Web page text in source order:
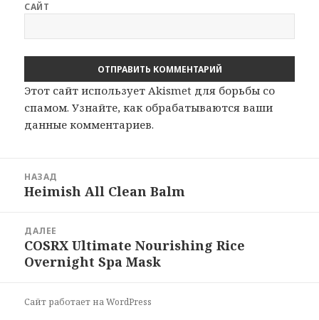
САЙТ
Этот сайт использует Akismet для борьбы со
спамом.Узнайте, как обрабатываются ваши
данные комментариев.
записям
НАЗАД
Предыдущая
Heimish All Clean Balm
ДАЛЕЕ
Следующая
запись:
COSRX Ultimate Nourishing Rice
Overnight Spa Mask
Сайт работает на WordPress